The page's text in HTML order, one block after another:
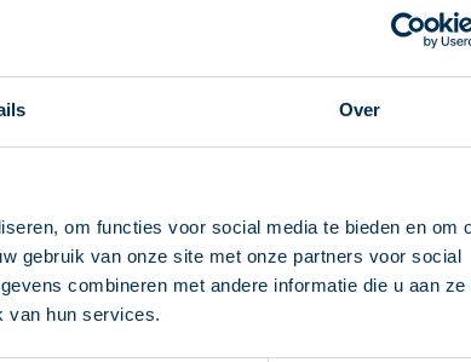
Over
om functies voor social media te bieden en om
gebruik van onze site met onze partners voor social
combineren met andere informatie die u aan ze
van hun services.
goodwill komt uit op € 400.000. Daardoor blijft
van € 5,3 miljoen. Na onderzoek wordt de
een serieuze koper kort daarvoor € 3,3
zou betalen. Uit het bod van augustus